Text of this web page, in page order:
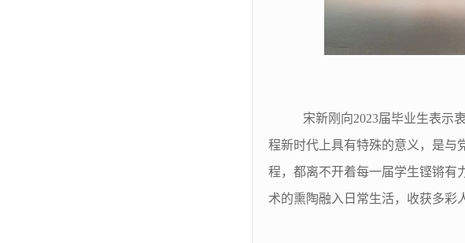
宋新刚向2023届毕业生表示
程新时代上具有特殊的意义，是与
程，都离不开着每一届学生铿锵有
术的熏陶融入日常生活，收获多彩